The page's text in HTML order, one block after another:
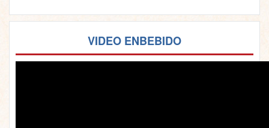
VIDEO ENBEBIDO